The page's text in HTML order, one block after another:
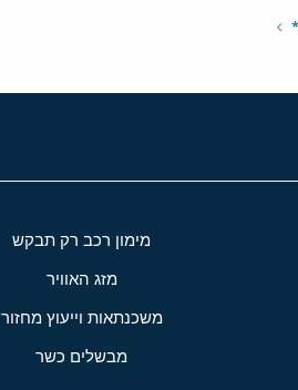
מימון רכב רק תבקש
מזג האוויר
משכנתאות וייעוץ מחזור
מבשלים כשר